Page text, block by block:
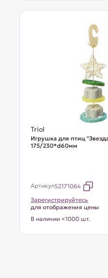
Triol
Игрушка для птиц
175/230*d60мм
Артикул52171064
Зарегистрируйтесь
для отображения цены
В наличии <1000 шт.